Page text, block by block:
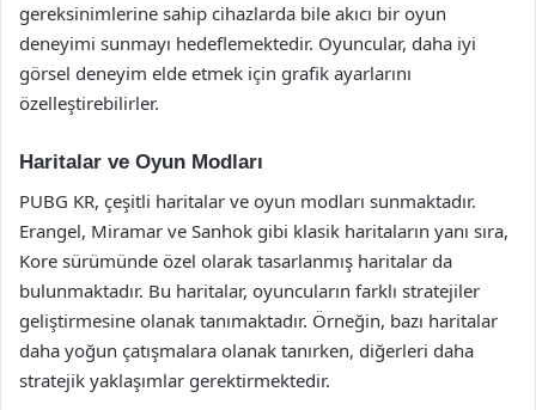
gereksinimlerine sahip cihazlarda bile akıcı bir oyun
deneyimi sunmayı hedeflemektedir. Oyuncular, daha iyi
görsel deneyim elde etmek için grafik ayarlarını
özelleştirebilirler.
Haritalar ve Oyun Modları
PUBG KR, çeşitli haritalar ve oyun modları sunmaktadır.
Erangel, Miramar ve Sanhok gibi klasik haritaların yanı sıra,
Kore sürümünde özel olarak tasarlanmış haritalar da
bulunmaktadır. Bu haritalar, oyuncuların farklı stratejiler
geliştirmesine olanak tanımaktadır. Örneğin, bazı haritalar
daha yoğun çatışmalara olanak tanırken, diğerleri daha
stratejik yaklaşımlar gerektirmektedir.